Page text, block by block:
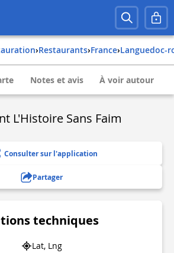
› Restaurants› france› languedoc-
Notes et avis À voir autour
L'Histoire Sans Faim
Consulter sur l'application
Partager
techniques
Lat, Lng